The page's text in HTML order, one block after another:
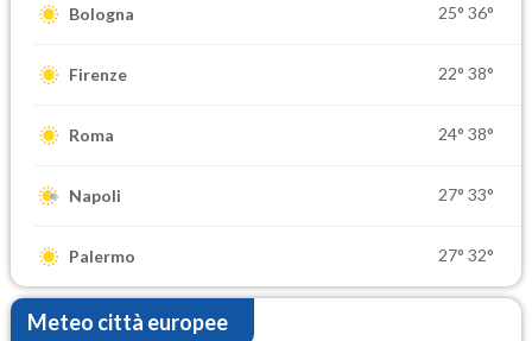
Bologna 25° 36°
Firenze 22° 38°
Roma 24° 38°
Napoli 27° 33°
Palermo 27° 32°
Meteo città europee